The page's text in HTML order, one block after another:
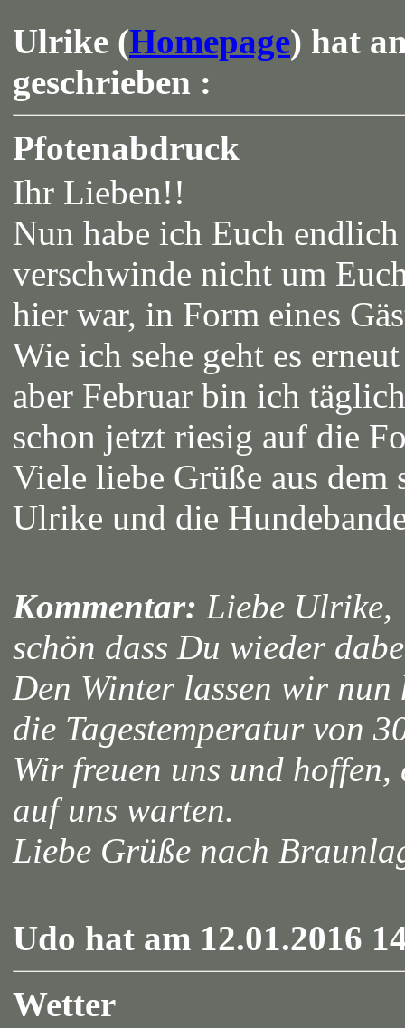
Ulrike (Homepage) hat
geschrieben :
Pfotenabdruck
Ihr Lieben!!
Nun habe ich Euch
verschwinde nicht um
hier war, in Form eines
Wie ich sehe geht es
aber Februar bin ich
schon jetzt riesig auf die
Viele liebe Grüße aus
Ulrike und die
Kommentar: Liebe Ulrike,
schön dass Du wieder
Den Winter lassen wir
die Tagestemperatur von
Wir freuen uns und hoffen,
auf uns warten.
Liebe Grüße nach
Udo hat am 12.01.2016
Wetter